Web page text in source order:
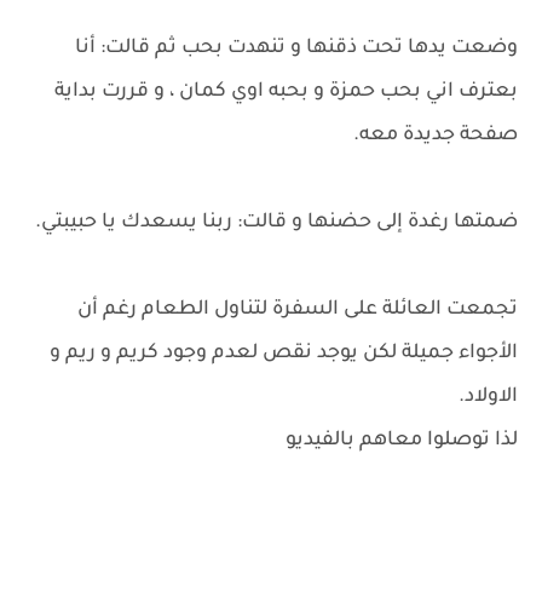
وضعت يدها تحت ذقنها و تنهدت بحب ثم قالت: أنا
بعترف اني بحب حمزة و بحبه اوي كمان ، و قررت بداية
صفحة جديدة معه.
ضمتها رغدة إلى حضنها و قالت: ربنا يسعدك يا حبيبتي.
تجمعت العائلة على السفرة لتناول الطعام رغم أن
الأجواء جميلة لكن يوجد نقص لعدم وجود كريم و ريم و
الاولاد.
لذا توصلوا معاهم بالفيديو